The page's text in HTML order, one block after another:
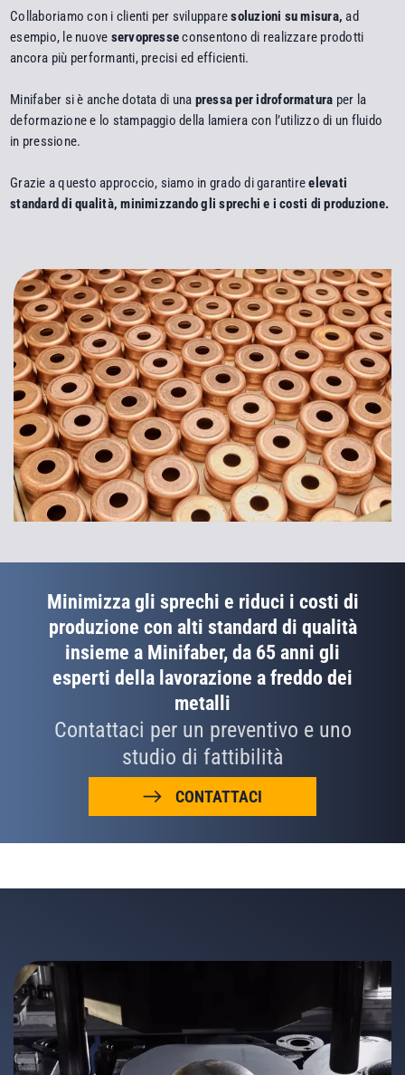
Collaboriamo con i clienti per svilupparesoluzioni su misura, ad
esempio, le nuove servopresseconsentono di realizzare prodotti
ancora più performanti, precisi ed efficienti.
Minifaber si è anche dotata di una pressa per idroformatura per la
deformazione e lo stampaggio della lamiera con l’utilizzo di un fluido
in pressione.
Grazie a questo approccio, siamo in grado di garantireelevati
standard di qualità, minimizzando gli sprechi e i costi di produzione.
Minimizza gli sprechi e riduci i costi di
produzione con alti standard di qualità
insieme a Minifaber, da 65 anni gli
esperti della lavorazione a freddo dei
metalli
Contattaci per un preventivo e uno
studio di fattibilità
CONTATTACI